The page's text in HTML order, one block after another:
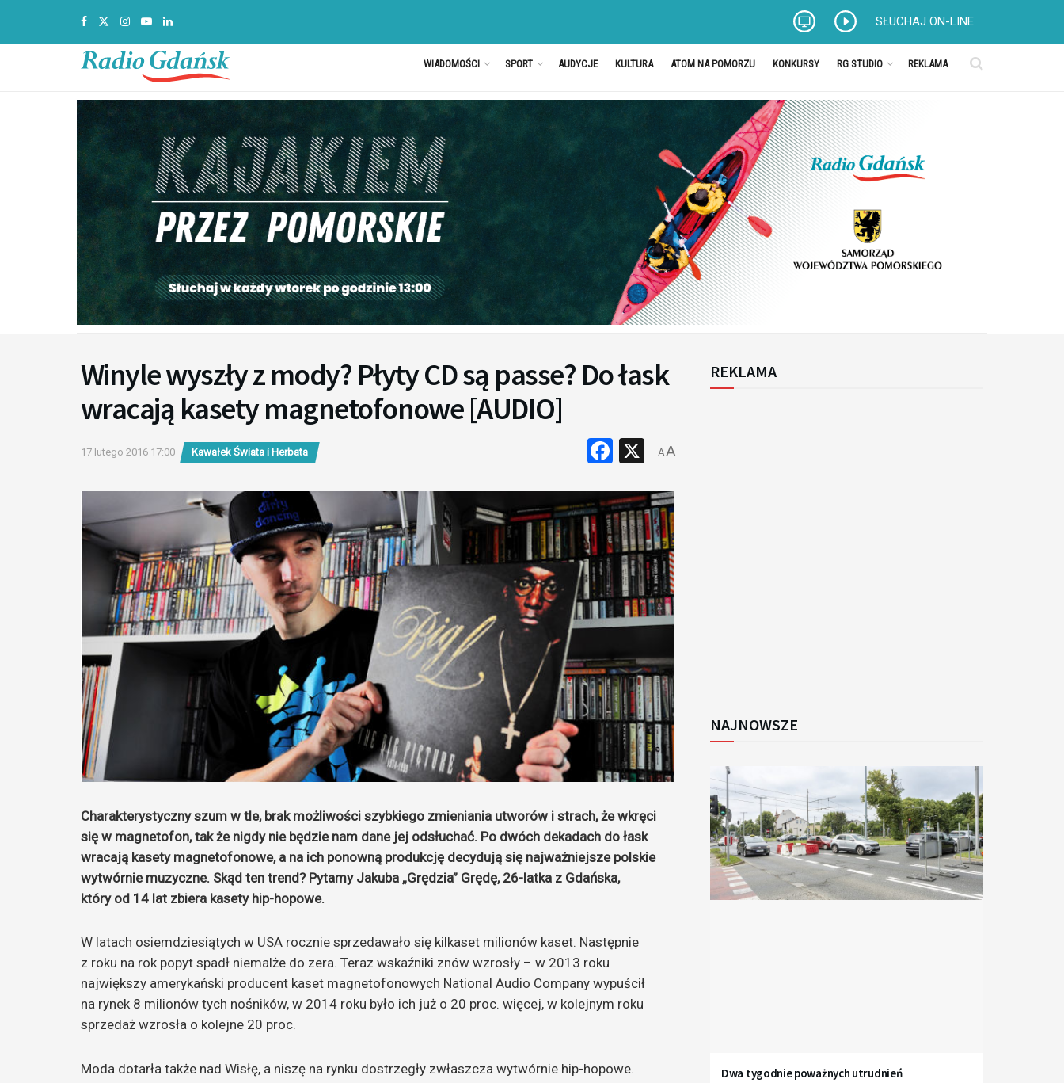
SŁUCHAJ ON-LINE
WIADOMOŚCI SPORT AUDYCJE KULTURA ATOM NA POMORZU KONKURSY RG STUDIO REKLAMA
Winyle wyszły z mody? Płyty CD są passe? Do łask
wracają kasety magnetofonowe [AUDIO]
17 lutego 2016 17:00 Kawałek Świata i Herbata Facebook
X
AA
Charakterystyczny szum w tle, brak możliwości szybkiego zmieniania utworów i strach, że wkręci
się w magnetofon, tak że nigdy nie będzie nam dane jej odsłuchać. Po dwóch dekadach do łask
wracają kasety magnetofonowe, a na ich ponowną produkcję decydują się najważniejsze polskie
wytwórnie muzyczne. Skąd ten trend? Pytamy Jakuba „Grędzia” Grędę, 26-latka z Gdańska,
który od 14 lat zbiera kasety hip-hopowe.
W latach osiemdziesiątych w USA rocznie sprzedawało się kilkaset milionów kaset. Następnie
z roku na rok popyt spadł niemalże do zera. Teraz wskaźniki znów wzrosły – w 2013 roku
największy amerykański producent kaset magnetofonowych National Audio Company wypuścił
na rynek 8 milionów tych nośników, w 2014 roku było ich już o 20 proc. więcej, w kolejnym roku
sprzedaż wzrosła o kolejne 20 proc.
Moda dotarła także nad Wisłę, a niszę na rynku dostrzegły zwłaszcza wytwórnie hip-hopowe.
REKLAMA
NAJNOWSZE
Dwa tygodnie poważnych utrudnień